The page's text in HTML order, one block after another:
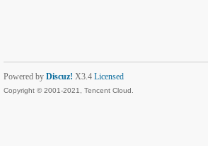
Powered by Discuz! X3.4 Licensed
Copyright © 2001-2021, Tencent Cloud.